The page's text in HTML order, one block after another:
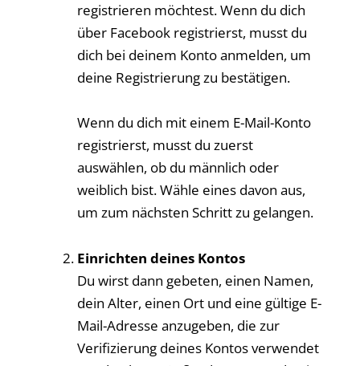
registrieren möchtest. Wenn du dich
über Facebook registrierst, musst du
dich bei deinem Konto anmelden, um
deine Registrierung zu bestätigen.
Wenn du dich mit einem E-Mail-Konto
registrierst, musst du zuerst
auswählen, ob du männlich oder
weiblich bist. Wähle eines davon aus,
um zum nächsten Schritt zu gelangen.
Einrichten deines Kontos
Du wirst dann gebeten, einen Namen,
dein Alter, einen Ort und eine gültige E-
Mail-Adresse anzugeben, die zur
Verifizierung deines Kontos verwendet